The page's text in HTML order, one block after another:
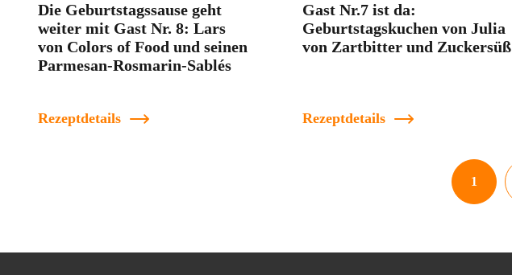
Die Geburtstagssause geht
weiter mit Gast Nr. 8: Lars
von Colors of Food und seinen
Parmesan-Rosmarin-Sablés
Rezeptdetails
Gast Nr.7 ist da:
Geburtstagskuchen von Julia
von Zartbitter und Zuckersüß
Rezeptdetails
1